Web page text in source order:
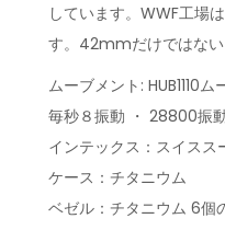
しています。WWF工場
す。42mmだけではな
ムーブメント: HUB1110
毎秒８振動 ・ 28800振
インテックス：スイスス
ケース：チタニウム
ベゼル：チタニウム 6個